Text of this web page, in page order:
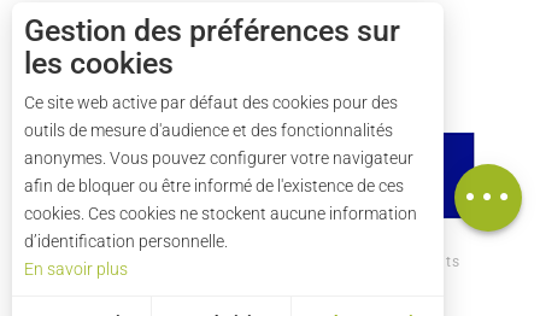
Description
Carte
soutiennent également l'action du Parc.
Comment venir ? Crédits
Gestion des préférences sur
les cookies
Ce site web active par défaut des cookies pour des
outils de mesure d'audience et des fonctionnalités
anonymes. Vous pouvez configurer votre navigateur
afin de bloquer ou être informé de l'existence de ces
cookies. Ces cookies ne stockent aucune information
d’identification personnelle.
En savoir plus